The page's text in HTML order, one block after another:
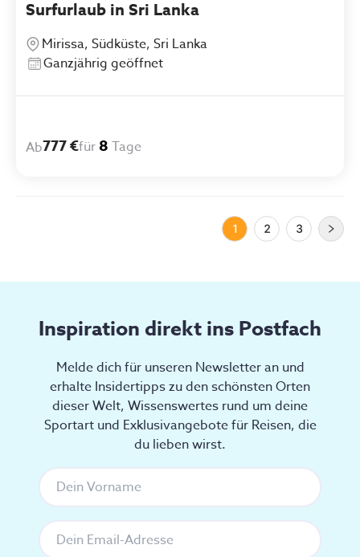
Surfurlaub in Sri Lanka
Mirissa, Südküste, Sri Lanka
Ganzjährig geöffnet
Ab777 €für 8 Tage
1 2 3
Inspiration direkt ins Postfach
Melde dich für unseren Newsletter an und
erhalte Insidertipps zu den schönsten Orten
dieser Welt, Wissenswertes rund um deine
Sportart und Exklusivangebote für Reisen, die
du lieben wirst.